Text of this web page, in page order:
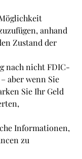
anhand
Zustand der
nach nicht FDIC-
aber wenn Sie
Sie Ihr Geld
Informationen,
zu